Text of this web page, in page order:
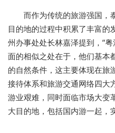
而作为传统的旅游强国，
目的地的过程中积累了丰富的
州办事处处长林嘉泽提到，“
面的相似之处在于，他们基本
的自然条件，这主要体现在旅
接待体系和旅游交通网络四大
游业艰难，同时面临市场大变
大目的地，包括国内游一起，